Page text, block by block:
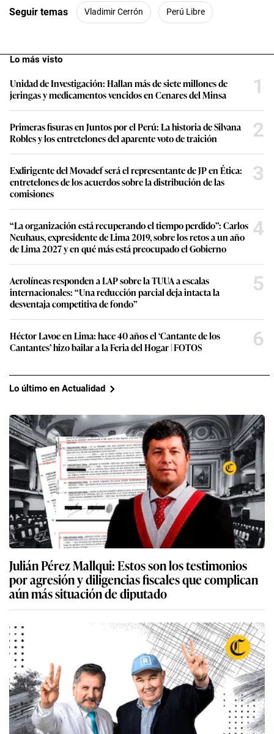
Seguir temas Vladimir Cerrón Perú Libre
Lo más visto
Unidad de Investigación: Hallan más de siete millones de
jeringas y medicamentos vencidos en Cenares del Minsa
1
Primeras fisuras en Juntos por el Perú: La historia de Silvana
Robles y los entretelones del aparente voto de traición
2
Exdirigente del Movadef será el representante de JP en Ética:
entretelones de los acuerdos sobre la distribución de las
comisiones
3
“La organización está recuperando el tiempo perdido”: Carlos
Neuhaus, expresidente de Lima 2019, sobre los retos a un año
de Lima 2027 y en qué más está preocupado el Gobierno
4
Aerolíneas responden a LAP sobre la TUUA a escalas
internacionales: “Una reducción parcial deja intacta la
desventaja competitiva de fondo”
5
Héctor Lavoe en Lima: hace 40 años el ‘Cantante de los
Cantantes’ hizo bailar a la Feria del Hogar | FOTOS
6
Lo último en Actualidad
Julián Pérez Mallqui: Estos son los testimonios
por agresión y diligencias fiscales que complican
aún más situación de diputado